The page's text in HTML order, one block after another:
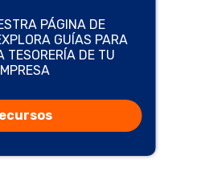
PÁGINA DE
GUÍAS PARA
TESORERÍA DE TU